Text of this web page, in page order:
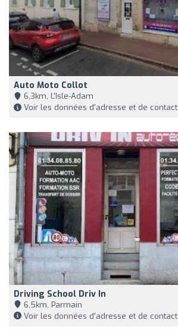
Auto Moto Collot
6,3km, L'Isle-Adam
Voir les données d'adresse et de contact
Driving School Driv In
6,5km, Parmain
Voir les données d'adresse et de contact